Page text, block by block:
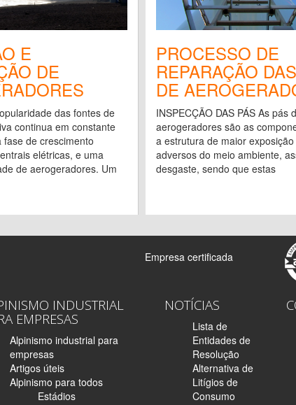
E
DE
das fontes de
continua em constante
fase de crescimento
elétricas, e uma
de aerogeradores. Um
PROCESSO DE
REPARAÇÃO
DE
INSPECÇÃO DAS PÁS As pás
aerogeradores são as
a estrutura de maior
adversos do meio ambiente,
desgaste, sendo que estas
Empresa certificada
INDUSTRIAL
EMPRESAS
Alpinismo industrial para
empresas
Artigos úteis
Alpinismo para todos
Estádios
NOTÍCIAS
Lista de
Entidades de
Resolução
Alternativa de
Litígios de
Consumo